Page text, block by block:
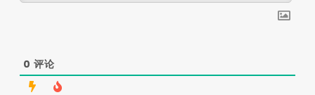
0 评论